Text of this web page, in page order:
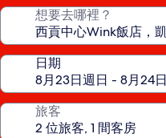
想要去哪裡？
日期
旅客